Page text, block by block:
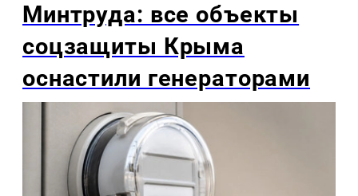
Минтруда: все объекты
соцзащиты Крыма
оснастили генераторами